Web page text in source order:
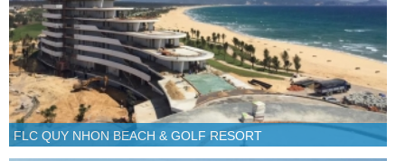
FLC QUY NHON BEACH & GOLF RESORT